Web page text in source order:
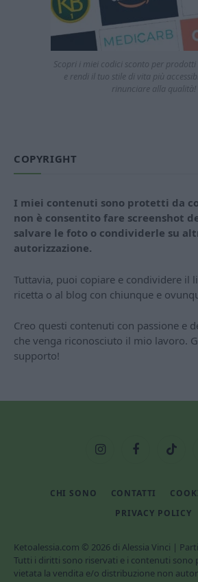
Scopri i miei codici sconto per
e rendi il tuo stile di vita più
rinunciare alla qualità!
COPYRIGHT
I miei contenuti sono protetti da
non è consentito fare screenshot
salvare le foto o condividerle su
autorizzazione.
Tuttavia, puoi copiare e condividere il
ricetta o al blog con chiunque e
Creo questi contenuti con passione e
che venga riconosciuto il mio lavoro.
supporto!
InstagramFacebookTikTok
CHI SONO CONTATTI
PRIVACY POLICY
Ketoalessia.com © 2026 di Alessia Vinci |
Tutti i diritti sono riservati e i contenuti sono
vietata la vendita e/o distribuzione non